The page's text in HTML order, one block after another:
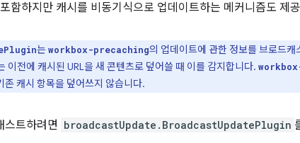
함하지만 캐시를 비동기식으로 업데이트하는 메커니즘도 제
는workbox-precaching의 업데이트에 관한 정보를 브로드
이전에 캐시된 URL을 새 콘텐츠로 덮어쓸 때 이를 감지합니다.
존 캐시 항목을 덮어쓰지 않습니다.
스트하려면 broadcastUpdate.BroadcastUpdatePlugin